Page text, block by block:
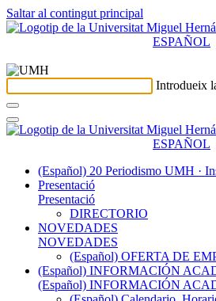
Saltar al contingut principal
ESPAÑOL
Introdueix
ESPAÑOL
(Español) 20 Periodismo UMH ·
Presentació
Presentació
DIRECTORIO
NOVEDADES
NOVEDADES
(Español) OFERTA DE
(Español) INFORMACIÓN
(Español) INFORMACIÓN